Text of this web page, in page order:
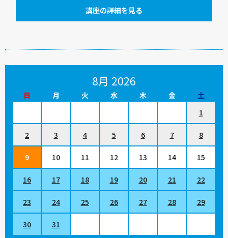
講座の詳細を見る
8月 2026
日 月 火 水 木 金
土
1
2 3 4 5 6 7 8
9 10 11 12 13 14 15
16 17 18 19 20 21 22
23 24 25 26 27 28 29
30
31